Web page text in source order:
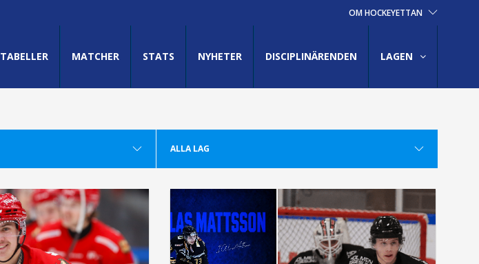
OM HOCKEYETTAN
TABELLER MATCHER STATS NYHETER DISCIPLINÄRENDEN LAGEN